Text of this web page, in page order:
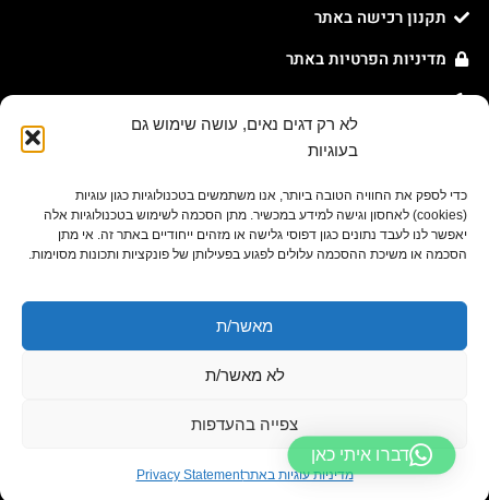
לא רק דגים נאים, עושה שימוש גם
בעוגיות
כדי לספק את החוויה הטובה ביותר, אנו משתמשים בטכנולוגיות כגון עוגיות
(cookies) לאחסון וגישה למידע במכשיר. מתן הסכמה לשימוש בטכנולוגיות אלה
יאפשר לנו לעבד נתונים כגון דפוסי גלישה או מזהים ייחודיים באתר זה. אי מתן
הסכמה או משיכת ההסכמה עלולים לפגוע בפעילותן של פונקציות ותכונות מסוימות.
מאשר/ת
לא מאשר/ת
צפייה בהעדפות
מדיניות עוגיות באתרPrivacy Statement
תקנון רכישה באתר
מדיניות הפרטיות באתר
מדיניות עוגיות באתר
054-631-8078
orders@eitansasson.co.il
שניצלר 26, תל אביב
זכויות יוצרים @ איתן ששון כל הזכויות שמורות 2026
דברו איתי כאן